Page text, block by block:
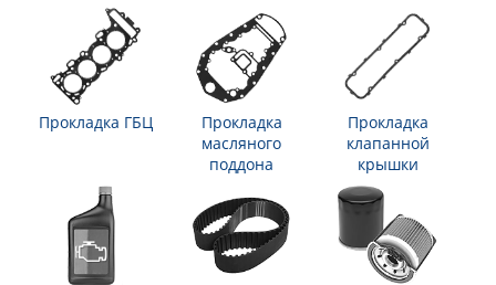
Прокладка ГБЦ
Прокладка
масляного
поддона
Прокладка
клапанной
крышки